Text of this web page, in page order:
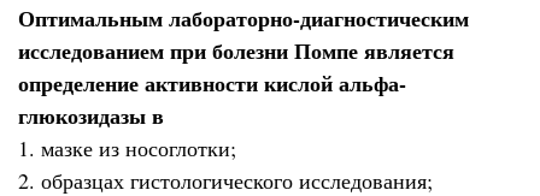
Оптимальным лабораторно-диагностическим
исследованием при болезни Помпе является
определение активности кислой альфа-
глюкозидазы в
1. мазке из носоглотки;
2. образцах гистологического исследования;